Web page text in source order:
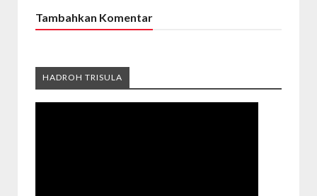
Tambahkan Komentar
HADROH TRISULA